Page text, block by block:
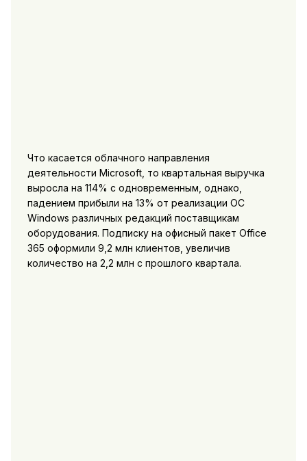
Что касается облачного направления
деятельности Microsoft, то квартальная выручка
выросла на 114% с одновременным, однако,
падением прибыли на 13% от реализации ОС
Windows различных редакций поставщикам
оборудования. Подписку на офисный пакет Office
365 оформили 9,2 млн клиентов, увеличив
количество на 2,2 млн с прошлого квартала.